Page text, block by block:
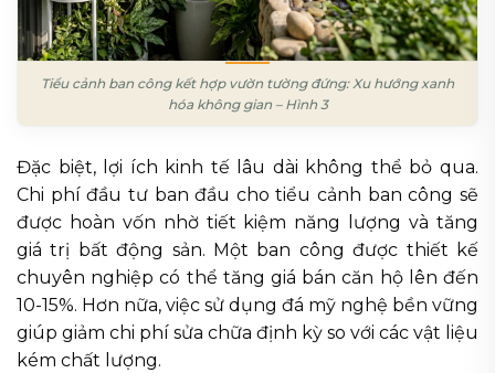
Tiểu cảnh ban công kết hợp vườn tường đứng: Xu hướng xanh
hóa không gian – Hình 3
Đặc biệt, lợi ích kinh tế lâu dài không thể bỏ qua.
Chi phí đầu tư ban đầu cho tiểu cảnh ban công sẽ
được hoàn vốn nhờ tiết kiệm năng lượng và tăng
giá trị bất động sản. Một ban công được thiết kế
chuyên nghiệp có thể tăng giá bán căn hộ lên đến
10-15%. Hơn nữa, việc sử dụng đá mỹ nghệ bền vững
giúp giảm chi phí sửa chữa định kỳ so với các vật liệu
kém chất lượng.